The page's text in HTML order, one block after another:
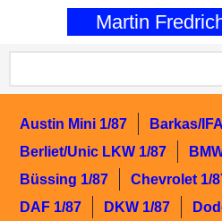
Martin
Austin Mini 1/87
Barkas/
Berliet/Unic LKW 1/87
Büssing 1/87
Chevrolet 1/
DAF 1/87
DKW 1/87